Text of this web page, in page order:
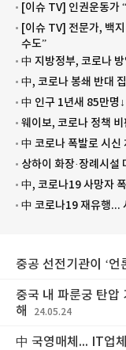
[이슈 TV] 인권운동가
[이슈 TV] 전문가, 백
수도”
中 지방정부, 코로나
中, 코로나 봉쇄 반대
中 인구 1년새 85만명↓
웨이보, 코로나 정책
中 코로나 폭발로 시신
상하이 화장·장례시설
中, 코로나19 사망자
中 코로나19 재유행...
중공 선전기관이 ‘언
중국 내 파룬궁 탄압
해
24.05.24
中 국영매체... IT업